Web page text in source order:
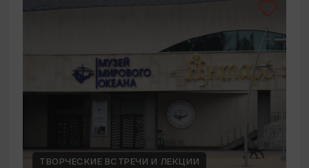
ТВОРЧЕСКИЕ ВСТРЕЧИ И ЛЕКЦИИ